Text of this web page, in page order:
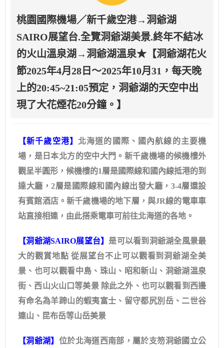
桃園國際機場／新千歲空港→洞爺湖
SAIRO展望台.全覽洞爺湖美景.終年不結冰
的火山溫泉湖→洞爺湖溫泉★【洞爺湖花火
節2025年4月28日～2025年10月31，每天晚
上的20:45~21:05預定，洞爺湖的天空中出
現了大花煙花20分鐘。】
【新千歲空港】 北海道的國際、國內航線的主要機
場，是日本北方的空中大門。新千歲機場的候機樓外
觀呈半圓形，候機樓的1層是國際線和國內線抵港的到
達大廳，2層是國際線和國內線出發大廳，3-4層還設
有賓館酒店。新千歲機場的地下層，與JR線的電車車
站直接相連，由此搭乘電車可前往北海道的各地。
【洞爺湖SAIRO展望台】 是可以看到洞爺湖全風景最
大的觀賞地點 從展望台不止可以觀看到洞爺湖全美
景、也可以觀看中島、珠山、昭和新山、洞爺湖温泉
街、西山火山口等美景 除此之外、也可以觀看到西邊
有命名為羊蹄山的蝦夷富士、留守都尻別岳、二世谷
連山、昆布岳等山岳美景
【洞爺湖】 位於北海道西南部，屬於支笏洞爺國立公